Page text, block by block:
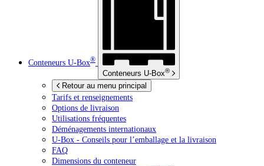
Conteneurs U-Box®
Conteneurs U-Box®
Retour au menu principal
Tarifs et renseignements
Options de livraison
Utilisations fréquentes
Déménagements internationaux
U-Box - Conseils pour l’emballage et la livraison
FAQ
Dimensions du conteneur